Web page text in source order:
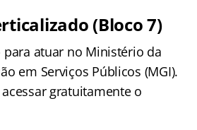
(Bloco 7)
para atuar no Ministério da
em Serviços Públicos (MGI).
gratuitamente o